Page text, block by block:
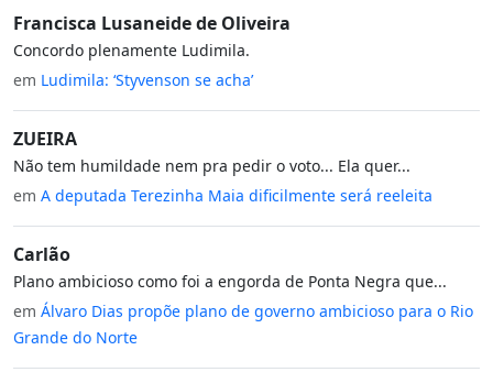
Francisca Lusaneide de Oliveira
Concordo plenamente Ludimila.
em Ludimila: ‘Styvenson se acha’
ZUEIRA
Não tem humildade nem pra pedir o voto... Ela quer...
em A deputada Terezinha Maia dificilmente será reeleita
Carlão
Plano ambicioso como foi a engorda de Ponta Negra que...
em Álvaro Dias propõe plano de governo ambicioso para o Rio
Grande do Norte